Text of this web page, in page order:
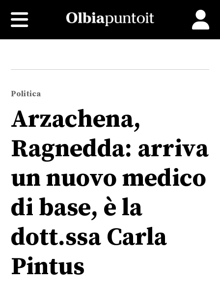
Politica
Arzachena,
Ragnedda: arriva
un nuovo medico
di base, è la
dott.ssa Carla
Pintus